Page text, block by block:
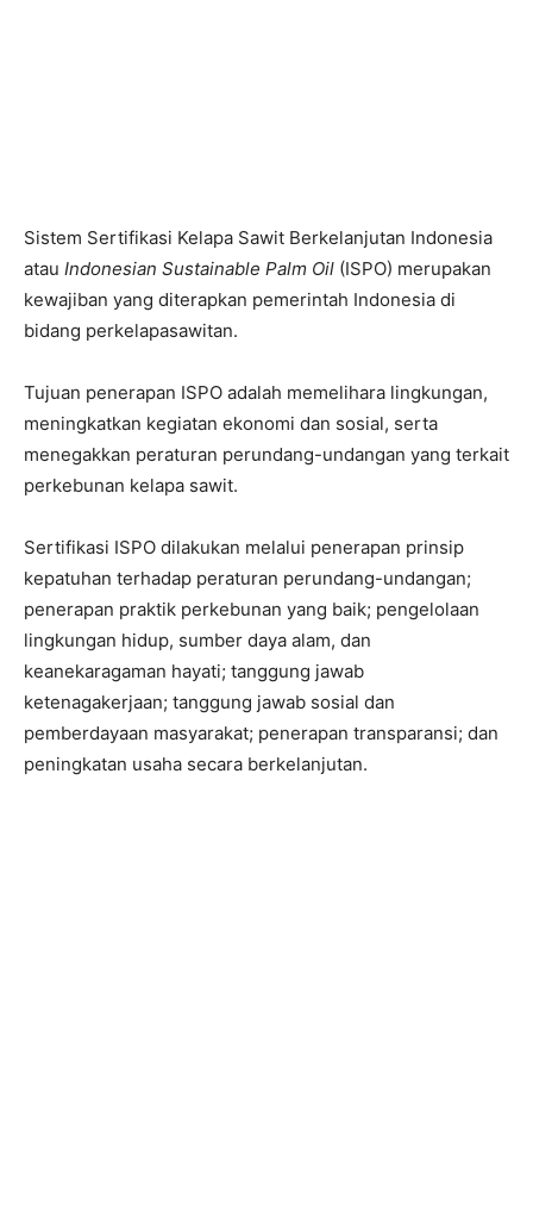
Sistem Sertifikasi Kelapa Sawit Berkelanjutan Indonesia
atau Indonesian Sustainable Palm Oil (ISPO) merupakan
kewajiban yang diterapkan pemerintah Indonesia di
bidang perkelapasawitan.
Tujuan penerapan ISPO adalah memelihara lingkungan,
meningkatkan kegiatan ekonomi dan sosial, serta
menegakkan peraturan perundang-undangan yang terkait
perkebunan kelapa sawit.
Sertifikasi ISPO dilakukan melalui penerapan prinsip
kepatuhan terhadap peraturan perundang-undangan;
penerapan praktik perkebunan yang baik; pengelolaan
lingkungan hidup, sumber daya alam, dan
keanekaragaman hayati; tanggung jawab
ketenagakerjaan; tanggung jawab sosial dan
pemberdayaan masyarakat; penerapan transparansi; dan
peningkatan usaha secara berkelanjutan.